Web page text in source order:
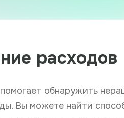
расходов
обнаружить
Вы можете найти